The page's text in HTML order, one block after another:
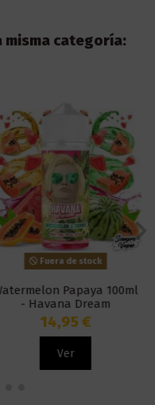
categoría:
Fuera de stock
Papaya 100ml
- Havana Dream
14,95 €
Ver